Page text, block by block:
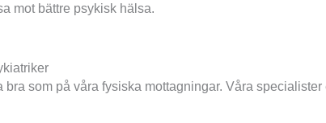
mot bättre psykisk hälsa.
som på våra fysiska mottagningar. Våra